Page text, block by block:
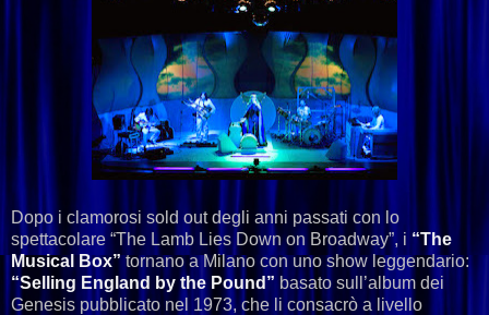
Dopo i clamorosi sold out degli anni passati con lo
spettacolare “The Lamb Lies Down on Broadway”, i “The
Musical Box” tornano a Milano con uno show leggendario:
“Selling England by the Pound” basato sull’album dei
Genesis pubblicato nel 1973, che li consacrò a livello